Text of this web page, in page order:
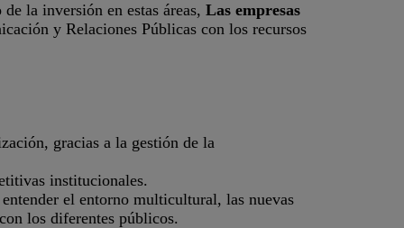
la inversión en estas áreas, Las empresas
y Relaciones Públicas con los recursos
gracias a la gestión de la
institucionales.
el entorno multicultural, las nuevas
los diferentes públicos.